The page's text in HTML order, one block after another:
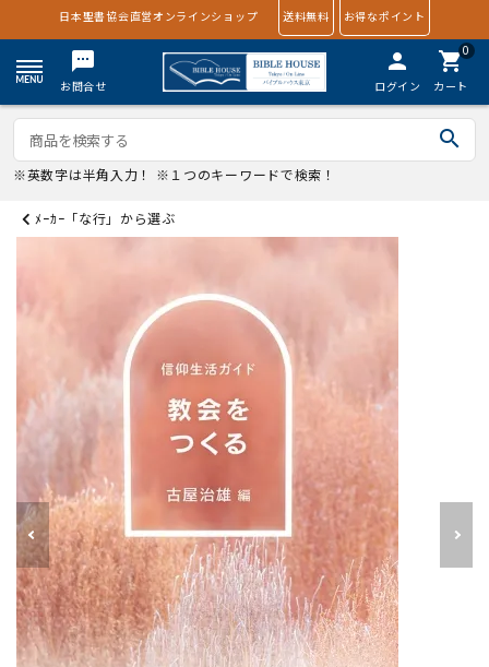
日本聖書協会直営オンラインショップ 送料無料 お得なポイント
textsms
お問合せ
person
ログイン
0
shopping_cart
カート
search
※英数字は半角入力！ ※１つのキーワードで検索！
ﾒｰｶｰ「な行」から選ぶ